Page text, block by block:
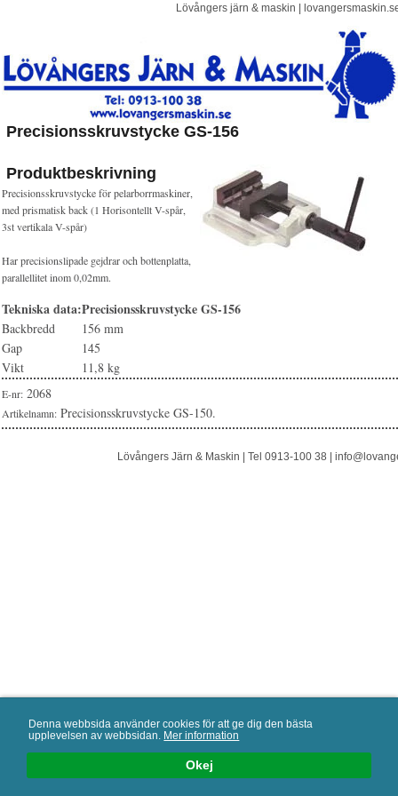
Okej
Denna webbsida använder cookies för att ge dig den bästa
upplevelsen av webbsidan. Mer information
Lövångers järn & maskin ­|
Precisionsskruvstycke GS-156
Produktbeskrivning
Precisionsskruvstycke för pelarborrmaskiner,
med prismatisk back (1 Horisontellt V-spår,
3st vertikala V-spår)
Har precisionslipade gejdrar och bottenplatta,
parallellitet inom 0,02mm.
Tekniska data:Precisionsskruvstycke GS-156
Backbredd
156 mm
Gap
145
Vikt
11,8 kg
E-nr: 2068
Artikelnamn: Precisionsskruvstycke GS-150.
Lövångers Järn & Maskin | Tel 0913-100 38 |